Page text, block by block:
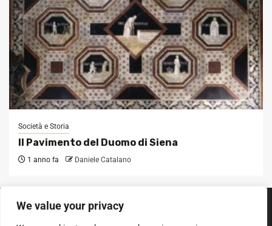
We value your privacy
Società e Storia
Il Pavimento del Duomo di Siena
1 anno fa Daniele Catalano
SEGUICI SUI SOCIAL